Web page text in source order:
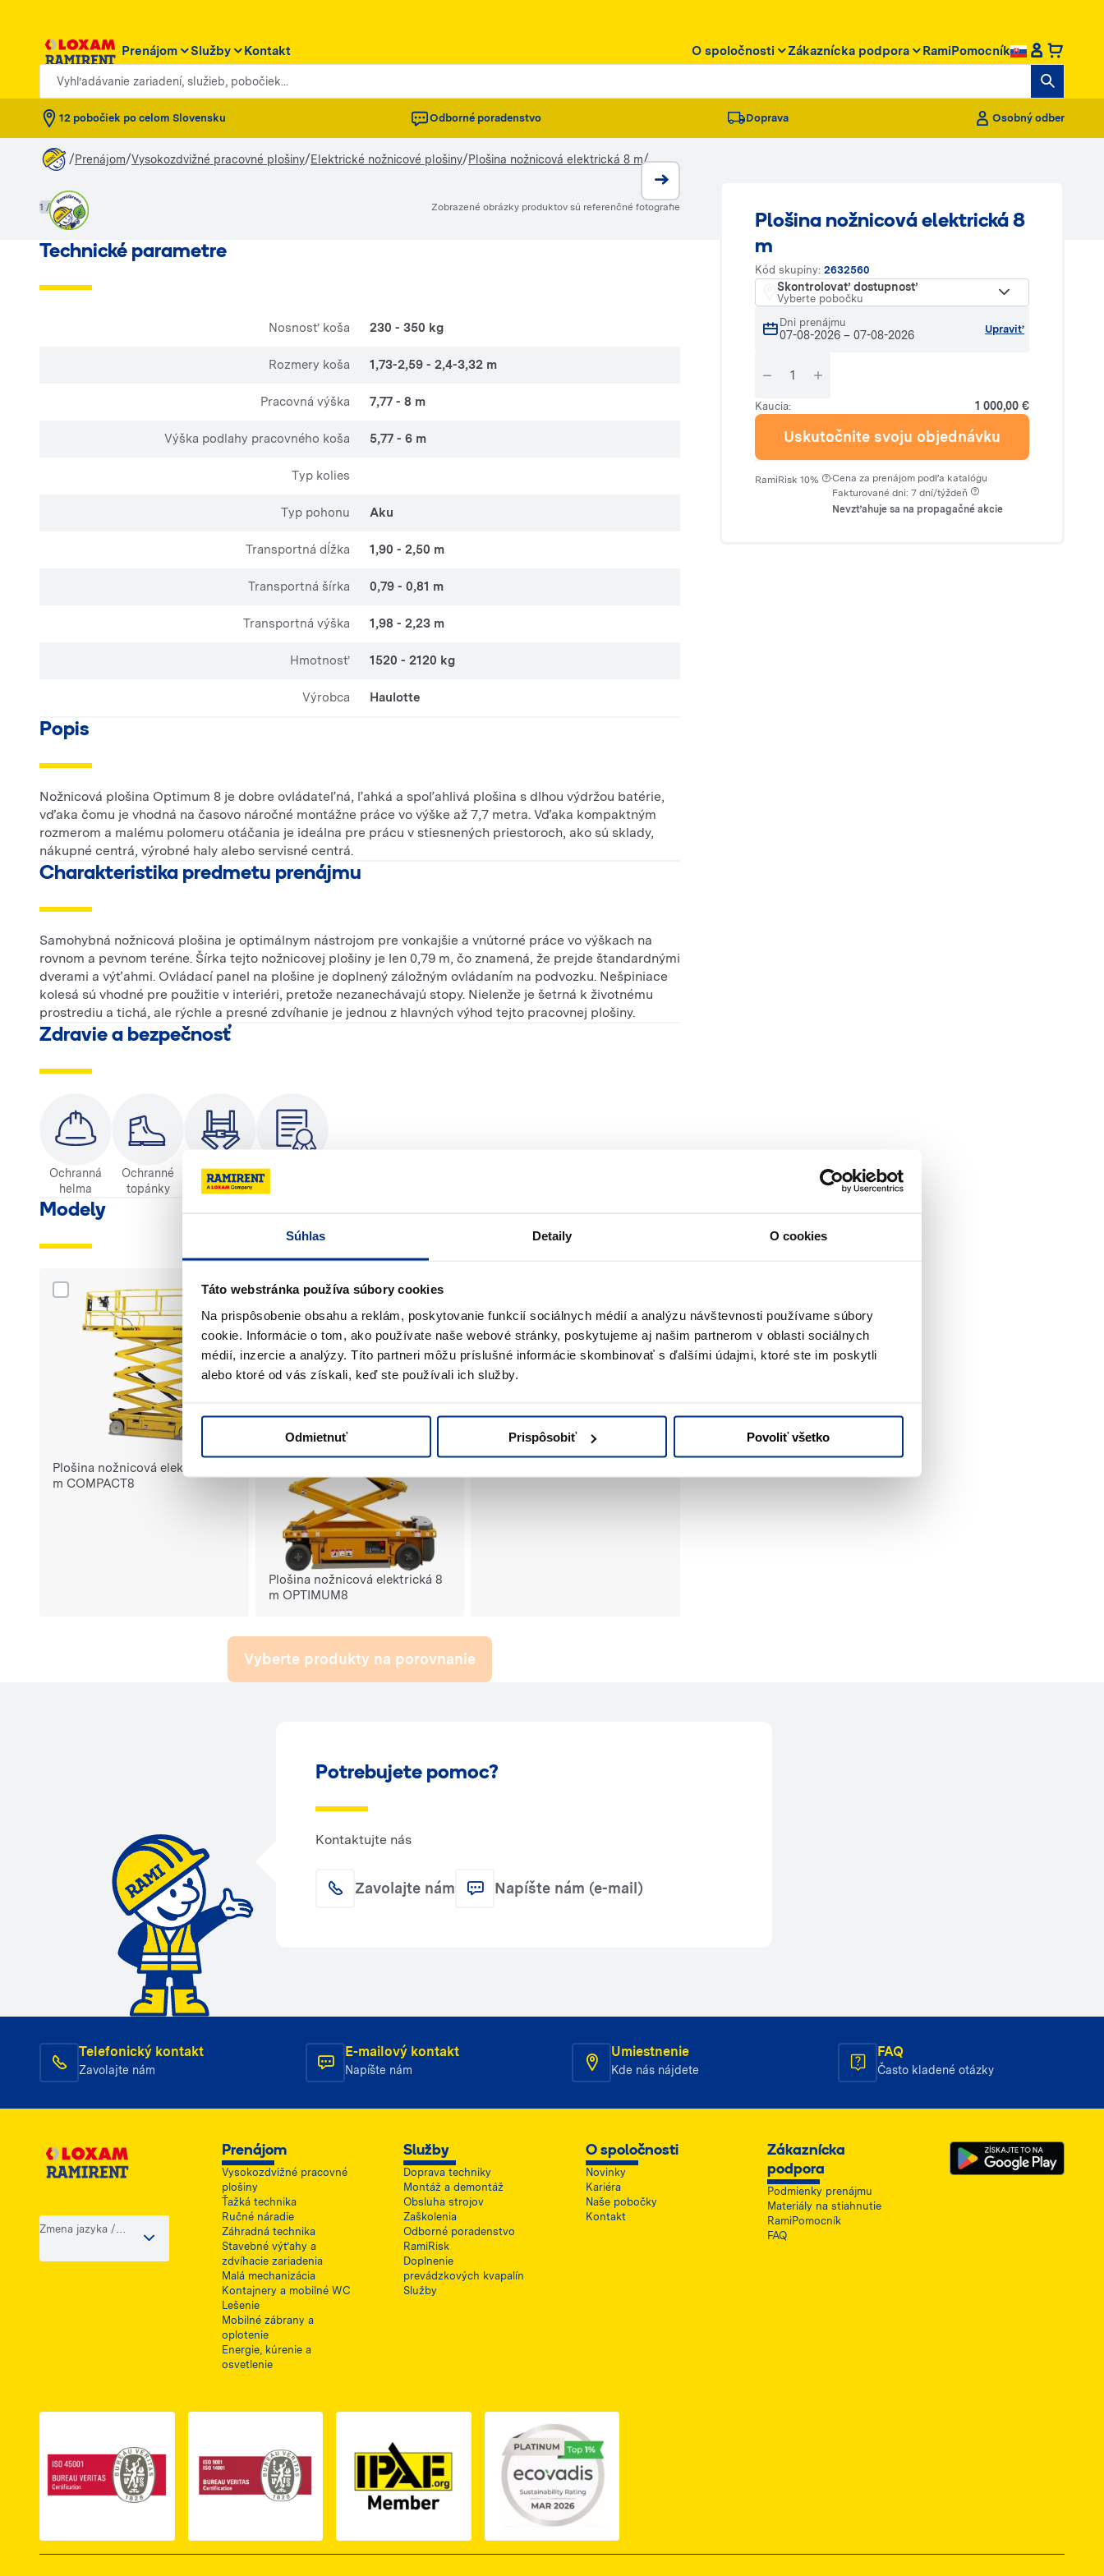
Súhlas Detaily O cookies
Táto webstránka používa súbory cookies
Na prispôsobenie obsahu a reklám, poskytovanie funkcií sociálnych médií a analýzu návštevnosti používame súbory
cookie. Informácie o tom, ako používate naše webové stránky, poskytujeme aj našim partnerom v oblasti sociálnych
médií, inzercie a analýzy. Títo partneri môžu príslušné informácie skombinovať s ďalšími údajmi, ktoré ste im poskytli
alebo ktoré od vás získali, keď ste používali ich služby.
Odmietnuť Prispôsobiť Povoliť všetko
Prenájom Služby Kontakt O spoločnosti Zákaznícka podpora RamiPomocník
Vyhľadávanie zariadení, služieb, pobočiek...
12 pobočiek po celom Slovensku Odborné poradenstvo Doprava Osobný odber
/Prenájom/Vysokozdvižné pracovné plošiny/Elektrické nožnicové plošiny/Plošina nožnicová elektrická 8 m/
Plošina nožnicová elektrická 8
m
Kód skupiny: 2632560
Skontrolovať dostupnosť
Vyberte pobočku
Dni prenájmu
07-08-2026 – 07-08-2026 Upraviť
Kaucia: 1 000,00 €
Uskutočnite svoju objednávku
RamiRisk 10% ·Cena za prenájom podľa katalógu
Fakturované dni: 7 dní/týždeň
Nevzťahuje sa na propagačné akcie
1 / 4 Zobrazené obrázky produktov sú referenčné fotografie
Technické parametre
Nosnosť koša 230 - 350 kg
Rozmery koša 1,73-2,59 - 2,4-3,32 m
Pracovná výška 7,77 - 8 m
Výška podlahy pracovného koša 5,77 - 6 m
Typ kolies
Typ pohonu Aku
Transportná dĺžka 1,90 - 2,50 m
Transportná šírka 0,79 - 0,81 m
Transportná výška 1,98 - 2,23 m
Hmotnosť 1520 - 2120 kg
Výrobca Haulotte
Popis
Nožnicová plošina Optimum 8 je dobre ovládateľná, ľahká a spoľahlivá plošina s dlhou výdržou batérie,
vďaka čomu je vhodná na časovo náročné montážne práce vo výške až 7,7 metra. Vďaka kompaktným
rozmerom a malému polomeru otáčania je ideálna pre prácu v stiesnených priestoroch, ako sú sklady,
nákupné centrá, výrobné haly alebo servisné centrá.
Charakteristika predmetu prenájmu
Samohybná nožnicová plošina je optimálnym nástrojom pre vonkajšie a vnútorné práce vo výškach na
rovnom a pevnom teréne. Šírka tejto nožnicovej plošiny je len 0,79 m, čo znamená, že prejde štandardnými
dverami a výťahmi. Ovládací panel na plošine je doplnený záložným ovládaním na podvozku. Nešpiniace
kolesá sú vhodné pre použitie v interiéri, pretože nezanechávajú stopy. Nielenže je šetrná k životnému
prostrediu a tichá, ale rýchle a presné zdvíhanie je jednou z hlavných výhod tejto pracovnej plošiny.
Zdravie a bezpečnosť
Ochranná
helma
Ochranné
topánky
Ochrana
pred pádom
Kvalifikácia
Modely
Dodaj produkt Plošina nožnicová elektrická 8 m COMPACT8 do porównania
Plošina nožnicová elektrická 8
m COMPACT8
Dodaj produkt Plošina nožnicová elektrická 8 m OPTIMUM8 do porównania
Plošina nožnicová elektrická 8
m OPTIMUM8
Plošina nožnicová elektrická
Vyberte produkty na porovnanie
Potrebujete pomoc?
Kontaktujte nás
Zavolajte nám Napíšte nám (e-mail)
Telefonický kontakt
Zavolajte nám
E-mailový kontakt
Napíšte nám
Umiestnenie
Kde nás nájdete
FAQ
Často kladené otázky
Zmena jazyka /
Prenájom
Vysokozdvižné pracovné
plošiny
Ťažká technika
Ručné náradie
Záhradná technika
Stavebné výťahy a
zdvíhacie zariadenia
Malá mechanizácia
Kontajnery a mobilné WC
Lešenie
Mobilné zábrany a
oplotenie
Energie, kúrenie a
osvetlenie
Služby
Doprava techniky
Montáž a demontáž
Obsluha strojov
Zaškolenia
Odborné poradenstvo
RamiRisk
Doplnenie
prevádzkových kvapalín
Služby
O spoločnosti
Novinky
Kariéra
Naše pobočky
Kontakt
Zákaznícka
podpora
Podmienky prenájmu
Materiály na stiahnutie
RamiPomocník
FAQ
Link do dokumentu PDF z certyfikatem ISO 1, otwiera się w nowej karcie
Link do dokumentu PDF z certyfikatem ISO 2, otwiera się w nowej karcie
Link do dokumentu PDF z certyfikatem IPAF, otwiera się w nowej karcie